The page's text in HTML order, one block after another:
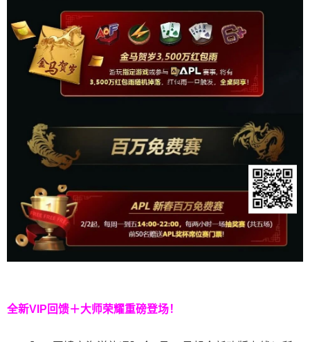
全新VIP回馈＋大师荣耀重磅登场！